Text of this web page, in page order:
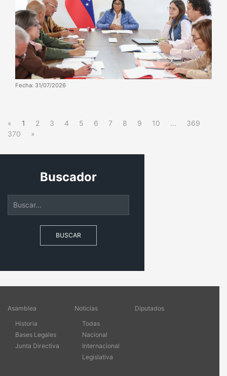
Fecha: 31/07/2026
« 1 2 3 4 5 6 7 8 9 10 ...
369
370
»
Buscador
BUSCAR
Asamblea
Historia
Bases Legales
Junta Directiva
Noticias
Todas
Nacional
Internacional
Legislativa
Diputados